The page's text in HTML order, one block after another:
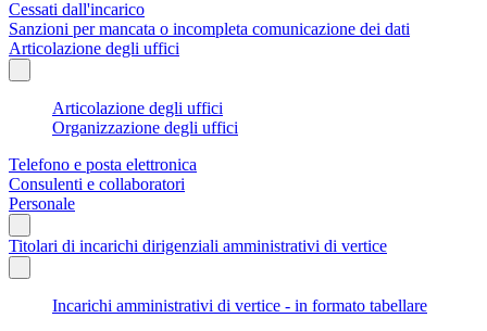
Cessati dall'incarico
Sanzioni per mancata o incompleta comunicazione dei dati
Articolazione degli uffici
Articolazione degli uffici
Organizzazione degli uffici
Telefono e posta elettronica
Consulenti e collaboratori
Personale
Titolari di incarichi dirigenziali amministrativi di vertice
Incarichi amministrativi di vertice - in formato tabellare